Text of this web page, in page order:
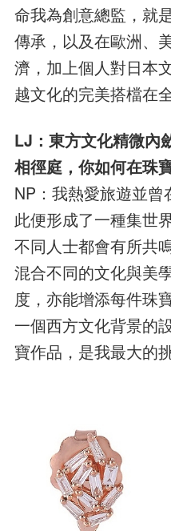
命我為創意總監，就
傳承，以及在歐洲、
濟，加上個人對日本
越文化的完美搭檔在
LJ：東方文化精微內
相徑庭，你如何在珠
NP：我熱愛旅遊並
此便形成了一種集世
不同人士都會有所共
混合不同的文化與美
度，亦能增添每件珠
一個西方文化背景的
寶作品，是我最大的